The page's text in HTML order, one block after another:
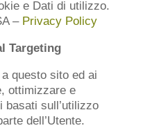
e Dati di utilizzo.
– Privacy Policy
Targeting
questo sito ed ai
ottimizzare e
basati sull’utilizzo
dell’Utente.